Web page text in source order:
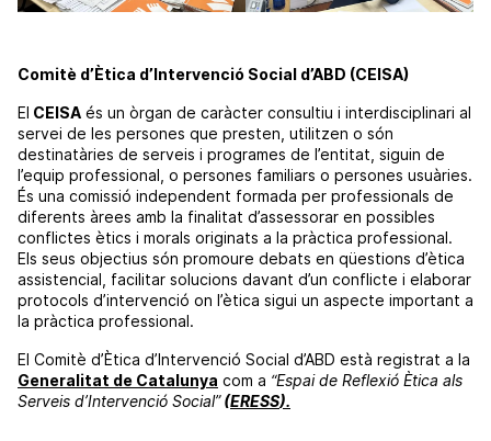
Comitè d’Ètica d’Intervenció Social d’ABD (CEISA)
El CEISA és un òrgan de caràcter consultiu i interdisciplinari al
servei de les persones que presten, utilitzen o són
destinatàries de serveis i programes de l’entitat, siguin de
l’equip professional, o persones familiars o persones usuàries.
És una comissió independent formada per professionals de
diferents àrees amb la finalitat d’assessorar en possibles
conflictes ètics i morals originats a la pràctica professional.
Els seus objectius són promoure debats en qüestions d’ètica
assistencial, facilitar solucions davant d’un conflicte i elaborar
protocols d’intervenció on l’ètica sigui un aspecte important a
la pràctica professional.
El Comitè d’Ètica d’Intervenció Social d’ABD està registrat a la
Generalitat de Catalunya com a “Espai de Reflexió Ètica als
Serveis d’Intervenció Social”(ERESS).